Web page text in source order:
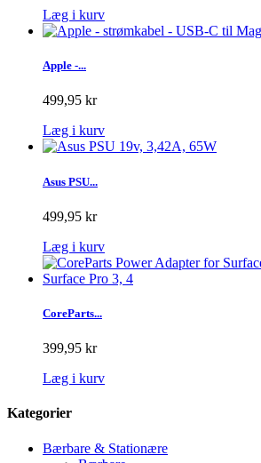
Læg i kurv
Apple -...
499,95 kr
Læg i kurv
Asus PSU...
499,95 kr
Læg i kurv
CoreParts...
399,95 kr
Læg i kurv
Kategorier
Bærbare & Stationære